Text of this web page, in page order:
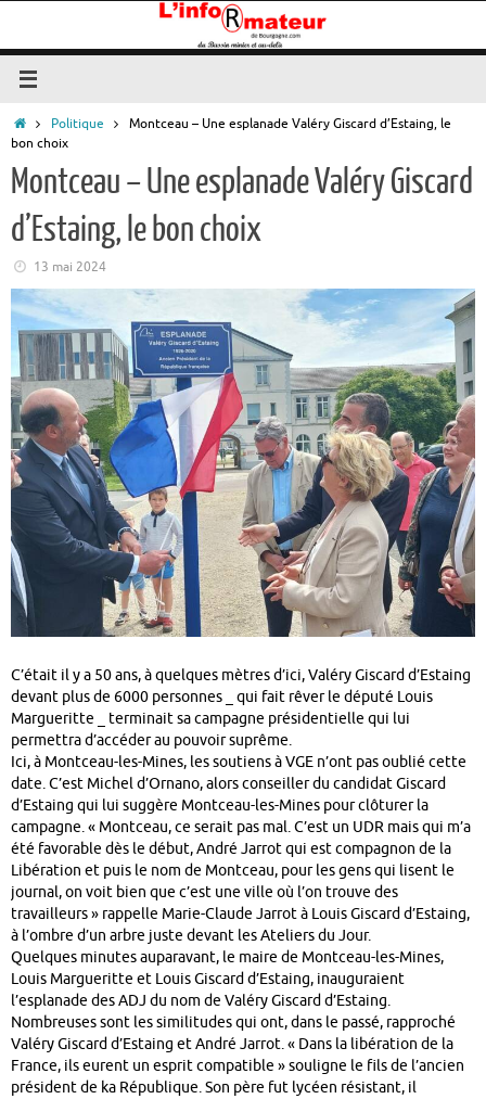
contenu
AccueilPolitique
Montceau – Une esplanade Valéry Giscard d’Estaing, le
bon choix
Montceau – Une esplanade Valéry Giscard
d’Estaing, le bon choix
13 mai 2024
C’était il y a 50 ans, à quelques mètres d’ici, Valéry Giscard d’Estaing
devant plus de 6000 personnes _ qui fait rêver le député Louis
Margueritte _ terminait sa campagne présidentielle qui lui
permettra d’accéder au pouvoir suprême.
Ici, à Montceau-les-Mines, les soutiens à VGE n’ont pas oublié cette
date. C’est Michel d’Ornano, alors conseiller du candidat Giscard
d’Estaing qui lui suggère Montceau-les-Mines pour clôturer la
campagne. « Montceau, ce serait pas mal. C’est un UDR mais qui m’a
été favorable dès le début, André Jarrot qui est compagnon de la
Libération et puis le nom de Montceau, pour les gens qui lisent le
journal, on voit bien que c’est une ville où l’on trouve des
travailleurs » rappelle Marie-Claude Jarrot à Louis Giscard d’Estaing,
à l’ombre d’un arbre juste devant les Ateliers du Jour.
Quelques minutes auparavant, le maire de Montceau-les-Mines,
Louis Margueritte et Louis Giscard d’Estaing, inauguraient
l’esplanade des ADJ du nom de Valéry Giscard d’Estaing.
Nombreuses sont les similitudes qui ont, dans le passé, rapproché
Valéry Giscard d’Estaing et André Jarrot. « Dans la libération de la
France, ils eurent un esprit compatible » souligne le fils de l’ancien
président de ka République. Son père fut lycéen résistant, il